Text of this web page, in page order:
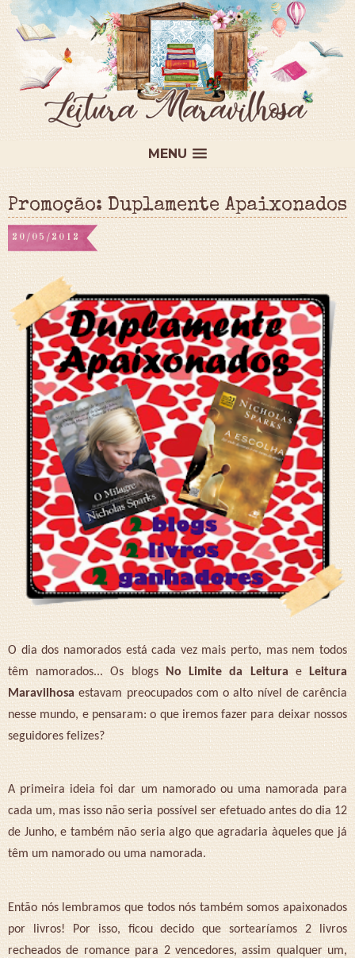
MENU
Promoção: Duplamente Apaixonados
20/05/2012
O dia dos namorados está cada vez mais perto, mas nem todos
têm namorados... Os blogs No Limite da Leiturae
Leitura
Maravilhosaestavam preocupados com o alto nível de carência
nesse mundo, e pensaram: o que iremos fazer para deixar nossos
seguidores felizes?
A primeira ideia foi dar um namorado ou uma namorada para
cada um, mas isso não seria possível ser efetuado antes do dia 12
de Junho, e também não seria algo que agradaria àqueles que já
têm um namorado ou uma namorada.
Então nós lembramos que todos nós também somos apaixonados
por livros! Por isso, ficou decido que sortearíamos 2 livros
recheados de romance para 2 vencedores, assim qualquer um,